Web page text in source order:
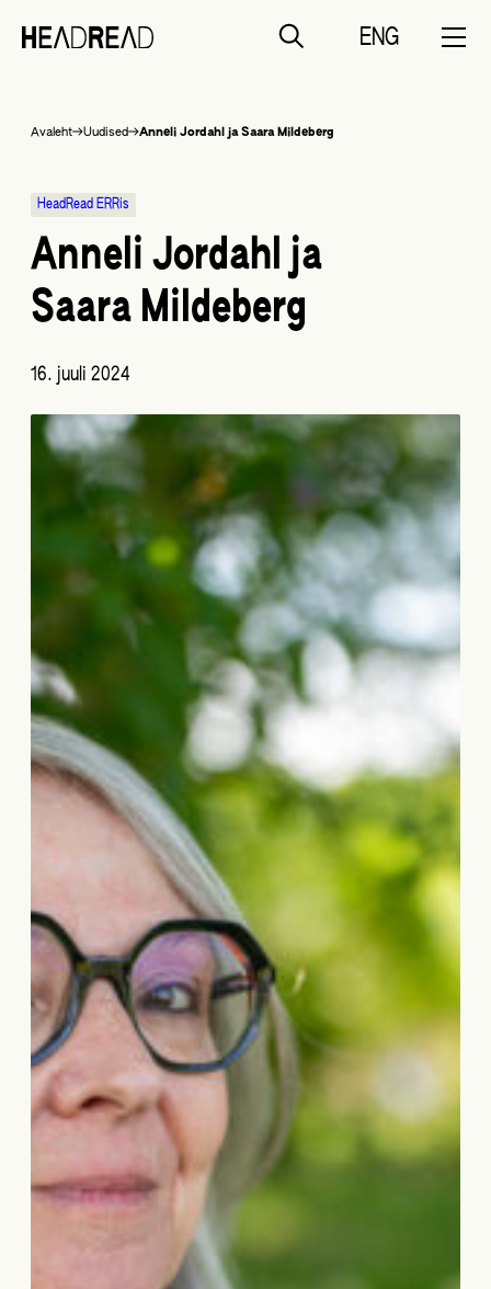
Liigu
ENG
Avaleht Uudised Anneli Jordahl ja Saara Mildeberg
HeadRead ERRis
Anneli Jordahl ja
Saara Mildeberg
16. juuli 2024